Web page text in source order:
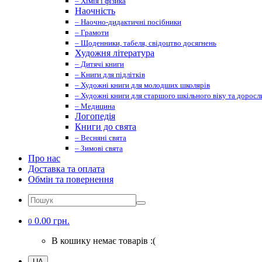
Наочність
– Наочно-дидактичні посібники
– Грамоти
– Щоденники, табеля, свідоцтво досягнень
Художня література
– Дитячі книги
– Книги для підлітків
– Художні книги для молодших школярів
– Художні книги для старшого шкільного віку та
– Медицина
Логопедія
Книги до свята
– Весняні свята
– Зимові свята
Про нас
Доставка та оплата
Обмін та повернення
0 0.00 грн.
В кошику немає товарів :(